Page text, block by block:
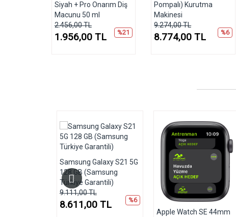
Siyah + Pro Onarım Diş
Macunu 50 ml
2.456,00 TL
%21
1.956,00 TL
Pompalı) Kurutma
Makinesi
9.274,00 TL
%6
8.774,00 TL
Samsung Galaxy S21 5G
128 GB (Samsung
Türkiye Garantili)
9.111,00 TL
%6
8.611,00 TL
Apple Watch SE 44mm